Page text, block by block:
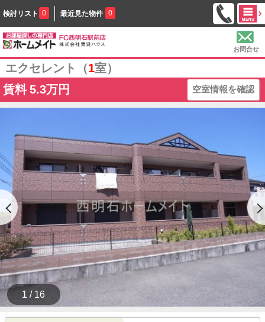
検討リスト 0 最近見た物件 0
お問合せ
エクセレント（1室）
賃料 5.3万円 空室情報を確認
1 / 16